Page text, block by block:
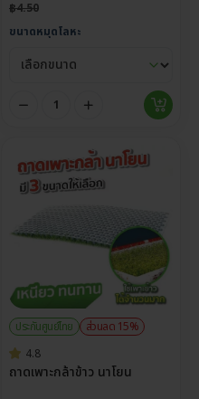
฿4.50
ขนาดหมุดโลหะ
ประกันศูนย์ไทย
ส่วนลด 15%
4.8
ถาดเพาะกล้าข้าว นาโยน